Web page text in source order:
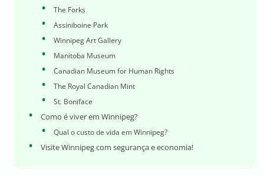
The Forks
Assiniboine Park
Winnipeg Art Gallery
Manitoba Museum
Canadian Museum for Human Rights
The Royal Canadian Mint
St. Boniface
Como é viver em Winnipeg?
Qual o custo de vida em Winnipeg?
Visite Winnipeg com segurança e economia!